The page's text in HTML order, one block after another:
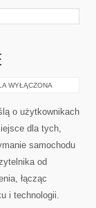
WYŁĄCZONA
o użytkownikach
dla tych,
samochodu
od
łącząc
i technologii.